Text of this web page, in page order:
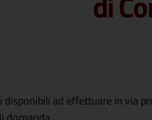
disponibili ad effettuare in via